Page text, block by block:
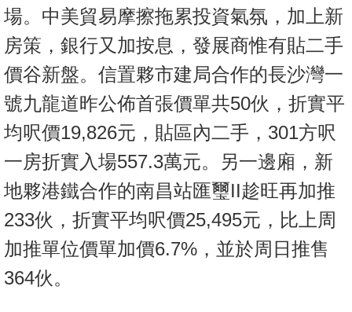
關
於
我
們
場。中美貿易摩擦拖累投資氣氛，加上新
房策，銀行又加按息，發展商惟有貼二手
價谷新盤。信置夥市建局合作的長沙灣一
號九龍道昨公佈首張價單共50伙，折實平
均呎價19,826元，貼區內二手，301方呎
一房折實入場557.3萬元。另一邊廂，新
地夥港鐵合作的南昌站匯璽II趁旺再加推
233伙，折實平均呎價25,495元，比上周
加推單位價單加價6.7%，並於周日推售
364伙。